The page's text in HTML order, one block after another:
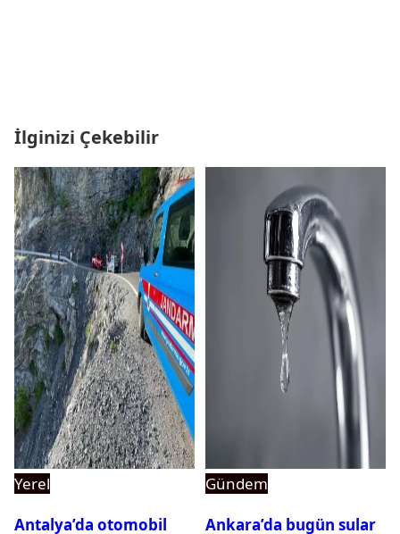
İlginizi Çekebilir
Yerel
Antalya’da otomobil
Gündem
Ankara’da bugün sular